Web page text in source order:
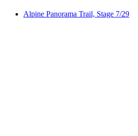
Alpine Panorama Trail, Stage 7/29